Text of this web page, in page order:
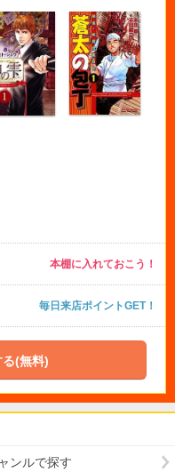
本棚に入れておこう！
毎日来店ポイントGET！
(無料)
ンルで探す